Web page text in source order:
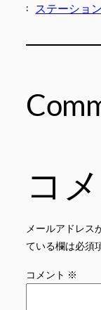
:
ステーション
コ
メールアドレス
ている欄は必須
コメント ※